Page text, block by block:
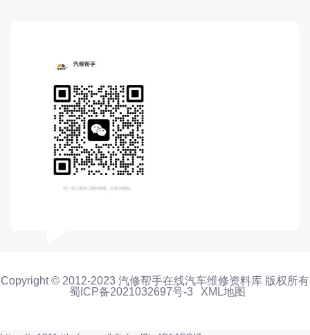
丰田-一汽丰田
丰田-一汽丰田
丰田-广汽丰田
丰田-广汽丰田
丰田-海外丰田
福特
Copyright © 2012-2023 汽修帮手在线汽车维修资料库 版权所有
蜀ICP备2021032697号-3
XML地图